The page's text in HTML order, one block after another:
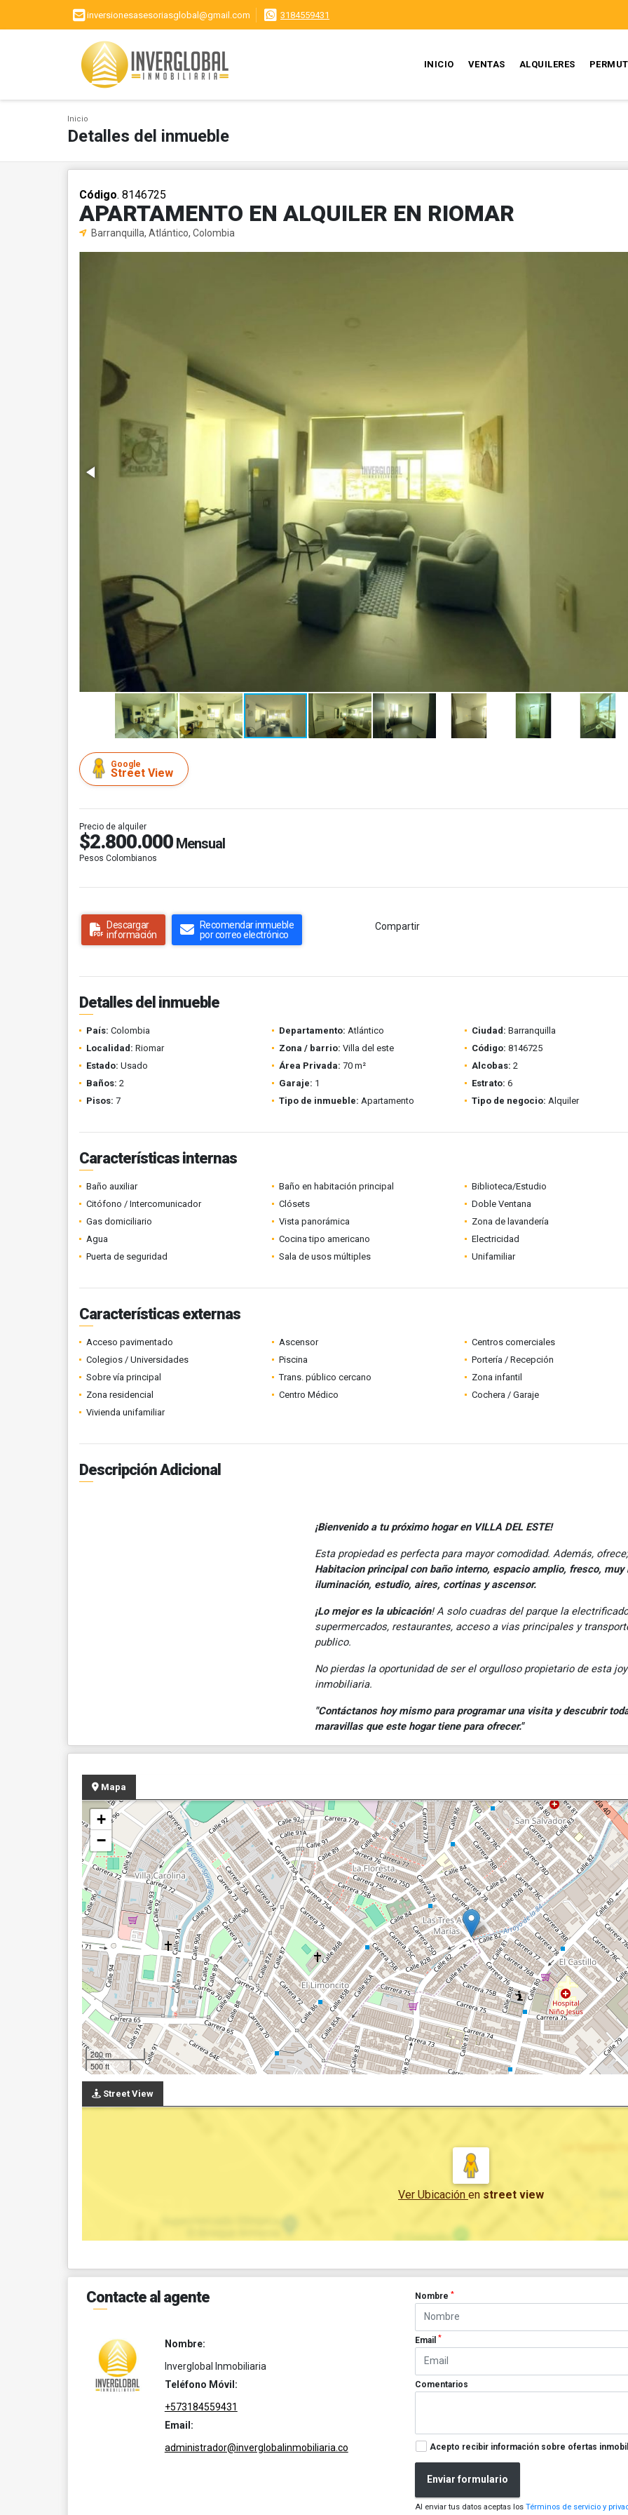
inversionesasesoriasglobal@gmail.com 3184559431
INICIO VENTAS ALQUILERES
Inicio
Detalles del inmueble
Código. 8146725
APARTAMENTO EN ALQUILER EN RIOMAR
Barranquilla, Atlántico, Colombia
Google
Street View
Precio de alquiler
$2.800.000 Mensual
Pesos Colombianos
Descargar
información
Recomendar inmueble
por correo electrónico
Compartir
Detalles del inmueble
País: Colombia Departamento: Atlántico Ciudad: Barranquilla
Localidad: Riomar Zona / barrio: Villa del este Código: 8146725
Estado: Usado Área Privada: 70 m² Alcobas: 2
Baños: 2 Garaje: 1 Estrato: 6
Pisos: 7 Tipo de inmueble: Apartamento Tipo de negocio: Alquiler
Características internas
Baño auxiliar Baño en habitación principal
Biblioteca/Estudio
Citófono / Intercomunicador
Clósets
Doble Ventana
Gas domiciliario
Vista panorámica
Zona de lavandería
Agua
Cocina tipo americano
Electricidad
Puerta de seguridad
Sala de usos múltiples Unifamiliar
Características externas
Acceso pavimentado Ascensor
Centros comerciales
Colegios / Universidades
Piscina
Portería / Recepción
Sobre vía principal
Trans. público cercano
Zona infantil
Zona residencial
Centro Médico
Cochera / Garaje
Vivienda unifamiliar
Descripción Adicional
¡Bienvenido a tu próximo hogar en VILLA DEL ESTE!
Esta propiedad es perfecta para mayor comodidad. Además, ofrece;
Habitacion principal con baño interno, espacio amplio, fresco, muy
iluminación, estudio, aires, cortinas y ascensor.
¡Lo mejor es la ubicación! A solo cuadras del parque la
supermercados, restaurantes, acceso a vias principales y
publico.
No pierdas la oportunidad de ser el orgulloso propietario de esta
inmobiliaria.
"Contáctanos hoy mismo para programar una visita y descubrir
maravillas que este hogar tiene para ofrecer."
Mapa
+
−
200 m
500 ft
Street View
Ver Ubicación en street view
Contacte al agente
Nombre:
Inverglobal Inmobiliaria
Teléfono Móvil:
+573184559431
Email:
administrador@inverglobalinmobiliaria.co
Nombre*
Email*
Comentarios
Acepto recibir información sobre ofertas
Enviar formulario
Al enviar tus datos aceptas losTérminos de servicio y